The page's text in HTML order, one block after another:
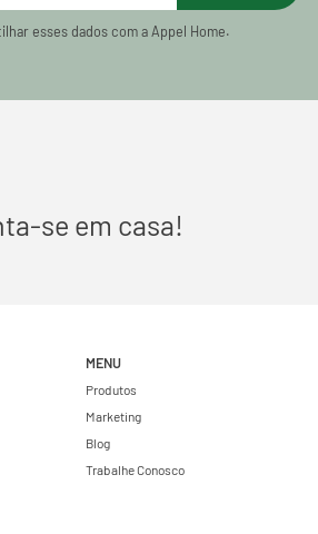
esses dados com a Appel Home.
se em casa!
MENU
Produtos
Marketing
Blog
Trabalhe Conosco